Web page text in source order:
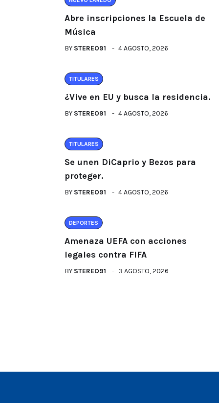
Abre inscripciones la Escuela de
Música
BY STEREO91 4 AGOSTO, 2026
TITULARES
¿Vive en EU y busca la residencia.
BY STEREO91 4 AGOSTO, 2026
TITULARES
Se unen DiCaprio y Bezos para
proteger.
BY STEREO91 4 AGOSTO, 2026
DEPORTES
Amenaza UEFA con acciones
legales contra FIFA
BY STEREO91 3 AGOSTO, 2026